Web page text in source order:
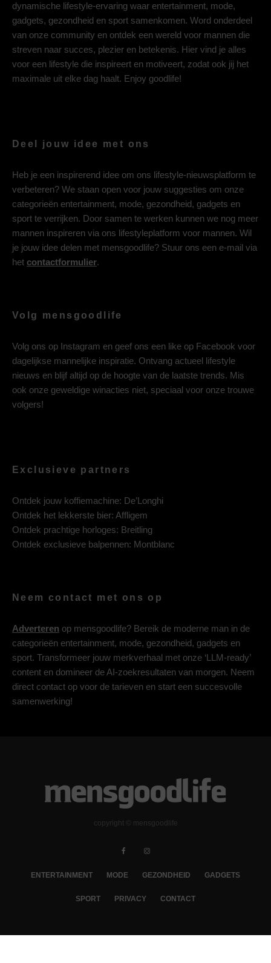
dynamische lifestyle-ervaring waar entertainment, mode,
gadgets, gezondheid en sport samenkomen. Word onderdeel
van onze community en ontdek een wereld voor mannen die
streven naar succes, plezier en betekenis. Hier vind je alles
voor een lifestyle die inspireert en motiveert, zodat ook jij het
maximale uit elke dag haalt. Enjoy goodlife!
Deel jouw idee met ons
Heb je een inspirerend idee om ons lifestyle-nieuwsplatform te
verbeteren? We staan open voor jouw suggesties om onze
categorieën entertainment, mode, gezondheid, gadgets en
sport te verrijken. Door samen te werken kunnen we nog meer
mannen inspireren via ons lifestyleplatform voor mannen. Wil
je jouw idee delen met mensgoodlife? Stuur ons een e-mail via
het contactformulier.
Volg mensgoodlife
Volg ons op Instagram en geef ons een like op Facebook voor
dagelijkse mannelijke inspiratie. Ontvang actueel lifestyle
nieuws en blijf altijd op de hoogte van de laatste trends. Mis
ook onze geweldige winacties niet, speciaal voor onze trouwe
volgers!
Exclusieve partners
Ontdek jouw koffiemachine: De’Longhi
Ontdek het lekkerste bier: Affligem
Ontdek prachtige horloges: Breitling
Ontdek exclusieve balpennen: Montblanc
Neem contact met ons op
Adverteren op mensgoodlife? Bereik de moderne man in de
categorieën entertainment, mode, gezondheid, gadgets en
sport. Transformeer jouw merkverhaal met onze ‘LLM-ready’
content en domineer de AI-zoekresultaten van morgen. Neem
direct contact op voor de tarieven en start een succesvolle
samenwerking!
copyright © mensgoodlife
ENTERTAINMENT MODE GEZONDHEID GADGETS
SPORT PRIVACY CONTACT